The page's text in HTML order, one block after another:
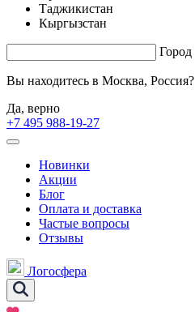
Таджикистан
Кыргызстан
Город
Вы находитесь в Москва, Россия?
Да, верно
+7 495 988-19-27
Новинки
Акции
Блог
Оплата и доставка
Частые вопросы
Отзывы
Логосфера